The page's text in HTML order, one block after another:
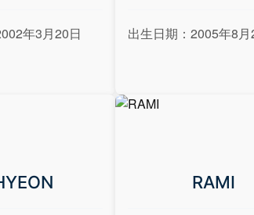
年3月20日 出生日期：2005年8月
RAMI